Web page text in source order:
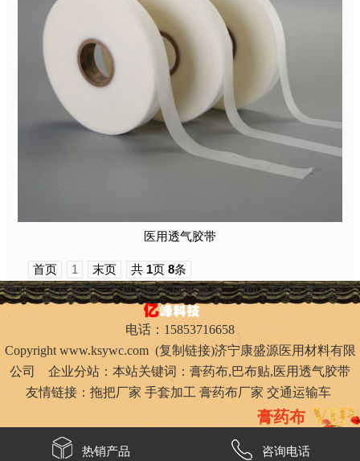
医用透气胶带
首页 1 末页 共 1页 8条
地址：山东省济宁市机场路东60米路南
网站优化技术支持：
电话：15853716658
Copyright www.ksywc.com(复制链接)济宁康盛源医用材料有限
公司 企业分站：本站关键词： 膏药布,巴布贴,医用透气胶带
友情链接： 拖把厂家 手套加工 膏药布厂家 交通运输车
膏药布
热销产品 咨询电话